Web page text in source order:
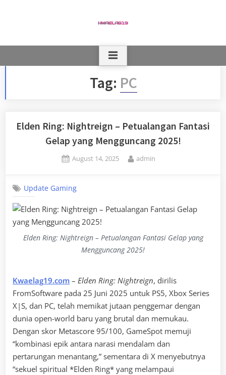
Tag: PC
Elden Ring: Nightreign – Petualangan Fantasi
Gelap yang Mengguncang 2025!
Posted
August 14, 2025 By
admin
Update Gaming
Elden Ring: Nightreign – Petualangan Fantasi Gelap yang
Mengguncang 2025!
Kwaelag19.com – Elden Ring: Nightreign, dirilis
FromSoftware pada 25 Juni 2025 untuk PS5, Xbox Series
X|S, dan PC, telah memikat jutaan penggemar dengan
dunia open-world baru yang brutal dan memukau.
Dengan skor Metascore 95/100, GameSpot memuji
“kombinasi epik antara narasi mendalam dan
pertarungan menantang,” sementara di X menyebutnya
“sekuel spiritual *Elden Ring* yang melampaui